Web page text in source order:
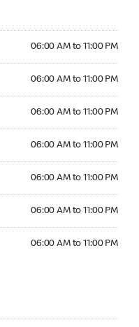
06:00 AM to 11:00 PM
06:00 AM to 11:00 PM
06:00 AM to 11:00 PM
06:00 AM to 11:00 PM
06:00 AM to 11:00 PM
06:00 AM to 11:00 PM
06:00 AM to 11:00 PM